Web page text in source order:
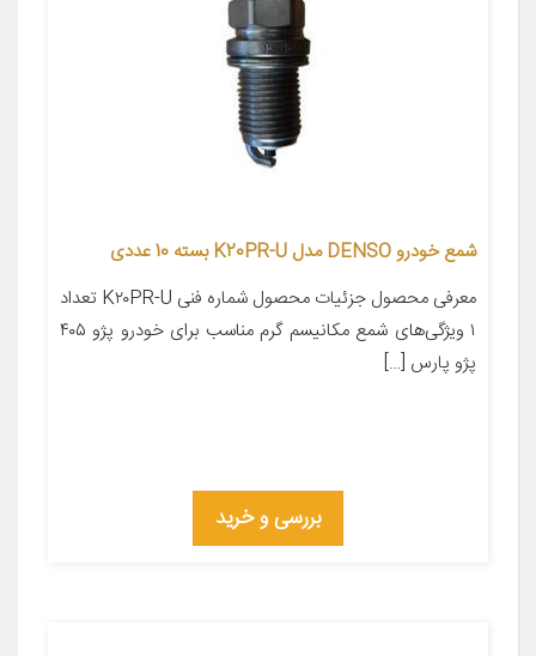
شمع خودرو DENSO مدل K20PR-U بسته 10 عددی
معرفی محصول جزئیات محصول شماره فنی K۲۰PR-U تعداد
۱ ویژگی‌های شمع مکانیسم گرم مناسب برای خودرو پژو ۴۰۵
پژو پارس […]
بررسی و خرید